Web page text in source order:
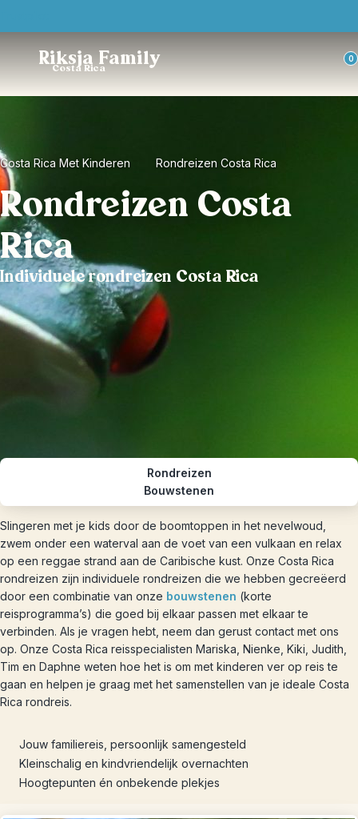
Riksja Family
Costa Rica
0
Costa Rica Met Kinderen Rondreizen Costa Rica
Rondreizen Costa
Rica
Individuele rondreizen Costa Rica
Rondreizen
Bouwstenen
Slingeren met je kids door de boomtoppen in het nevelwoud,
zwem onder een waterval aan de voet van een vulkaan en relax
op een reggae strand aan de Caribische kust. Onze Costa Rica
rondreizen zijn individuele rondreizen die we hebben gecreëerd
door een combinatie van onze bouwstenen (korte
reisprogramma’s) die goed bij elkaar passen met elkaar te
verbinden. Als je vragen hebt, neem dan gerust contact met ons
op. Onze Costa Rica reisspecialisten Mariska, Nienke, Kiki, Judith,
Tim en Daphne weten hoe het is om met kinderen ver op reis te
gaan en helpen je graag met het samenstellen van je ideale Costa
Rica rondreis.
Jouw familiereis, persoonlijk samengesteld
Kleinschalig en kindvriendelijk overnachten
Hoogtepunten én onbekende plekjes